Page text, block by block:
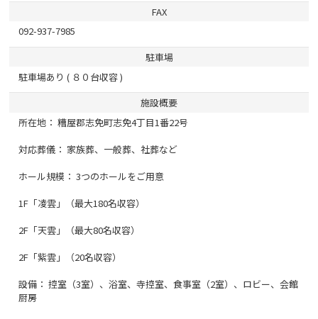
FAX
092-937-7985
駐車場
駐車場あり ( ８０台収容 )
施設概要
所在地： 糟屋郡志免町志免4丁目1番22号
対応葬儀： 家族葬、一般葬、社葬など
ホール規模： 3つのホールをご用意
1F「凌雲」（最大180名収容）
2F「天雲」（最大80名収容）
2F「紫雲」（20名収容）
設備： 控室（3室）、浴室、寺控室、食事室（2室）、ロビー、会館
厨房